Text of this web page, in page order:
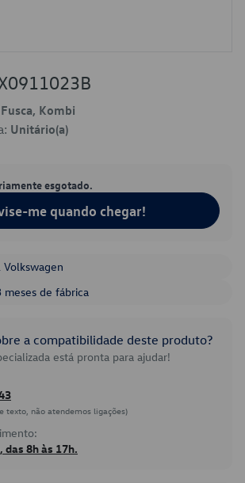
Fusca, Kombi
Unitário(a)
esgotado.
me quando chegar!
Volkswagen
meses de fábrica
a compatibilidade deste produto?
está pronta para ajudar!
texto, não atendemos ligações)
das 8h às 17h.